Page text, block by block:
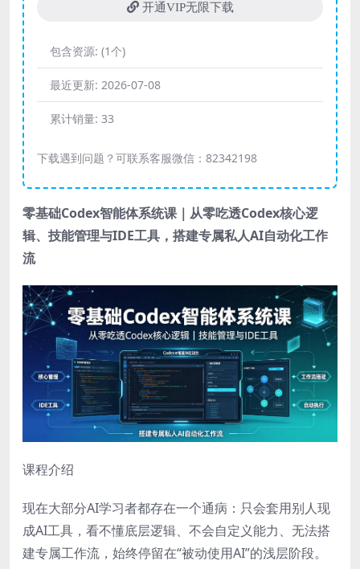
开通VIP无限下载
包含资源: (1个)
最近更新: 2026-07-08
累计销量: 33
下载遇到问题？可联系客服微信：82342198
零基础Codex智能体系统课 ｜从零吃透Codex核心逻
辑、技能管理与IDE工具，搭建专属私人AI自动化工作
流
课程介绍
现在大部分AI学习者都存在一个通病：只会套用别人现
成AI工具，看不懂底层逻辑、不会自定义能力、无法搭
建专属工作流，始终停留在“被动使用AI”的浅层阶段。